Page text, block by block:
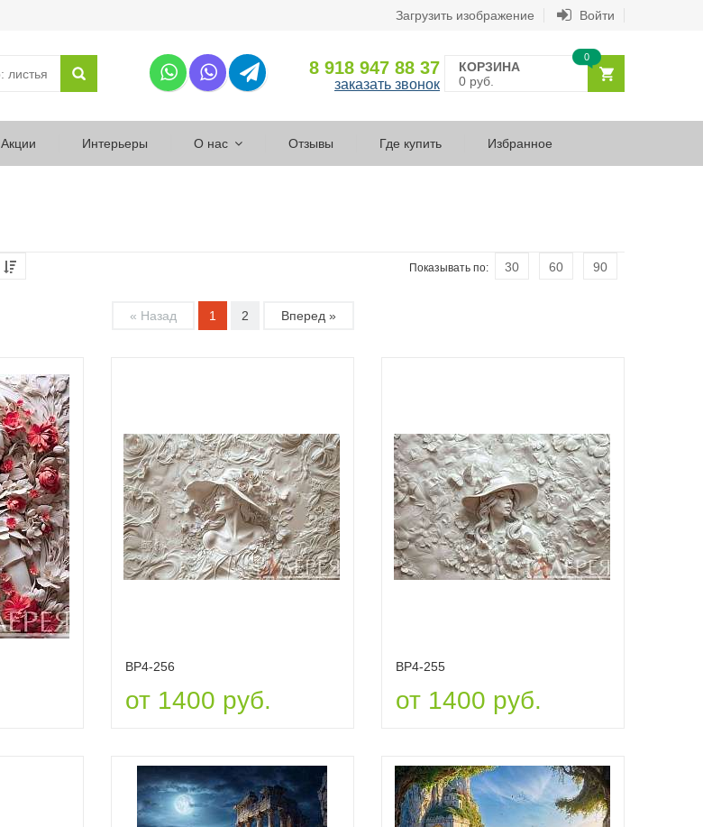
Загрузить изображение Войти
8 918 947 88 37
заказать звонок
КОРЗИНА
0 руб.
0
Акции Интерьеры О нас Отзывы Где купить Избранное
Показывать по: 30 60 90
« Назад 1 2 Вперед »
ВР4-256
от 1400 руб.
ВР4-255
от 1400 руб.